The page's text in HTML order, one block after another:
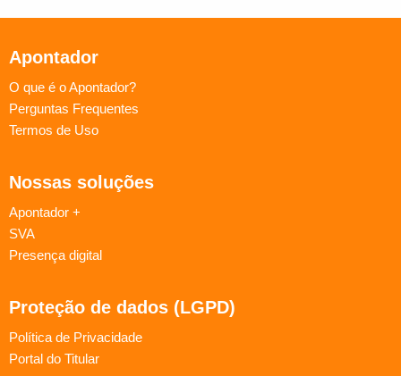
Apontador
O que é o Apontador?
Perguntas Frequentes
Termos de Uso
Nossas soluções
Apontador +
SVA
Presença digital
Proteção de dados (LGPD)
Política de Privacidade
Portal do Titular